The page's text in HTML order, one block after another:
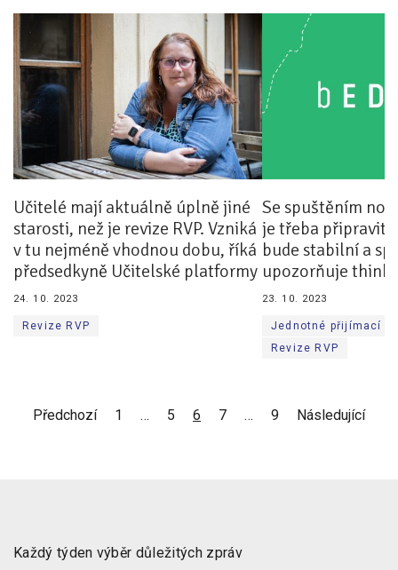
Pro zřizovatele
Konference Lepší škola
Kápézetka - průvodce pro zřizovatele
Klub zřizovatelů
O nás
O nás
Partneři a dárci
Kontakty
Učitelé mají aktuálně úplně jiné
starosti, než je revize RVP. Vzniká
v tu nejméně vhodnou dobu, říká
předsedkyně Učitelské platformy
24. 10. 2023
Revize RVP
Se spuštěním
je třeba připravit i
bude stabilní a
upozorňuje think
23. 10. 2023
Jednotné přijímací
Revize RVP
Předchozí 1 … 5 6 7 … 9 Následující
Každý týden výběr důležitých zpráv